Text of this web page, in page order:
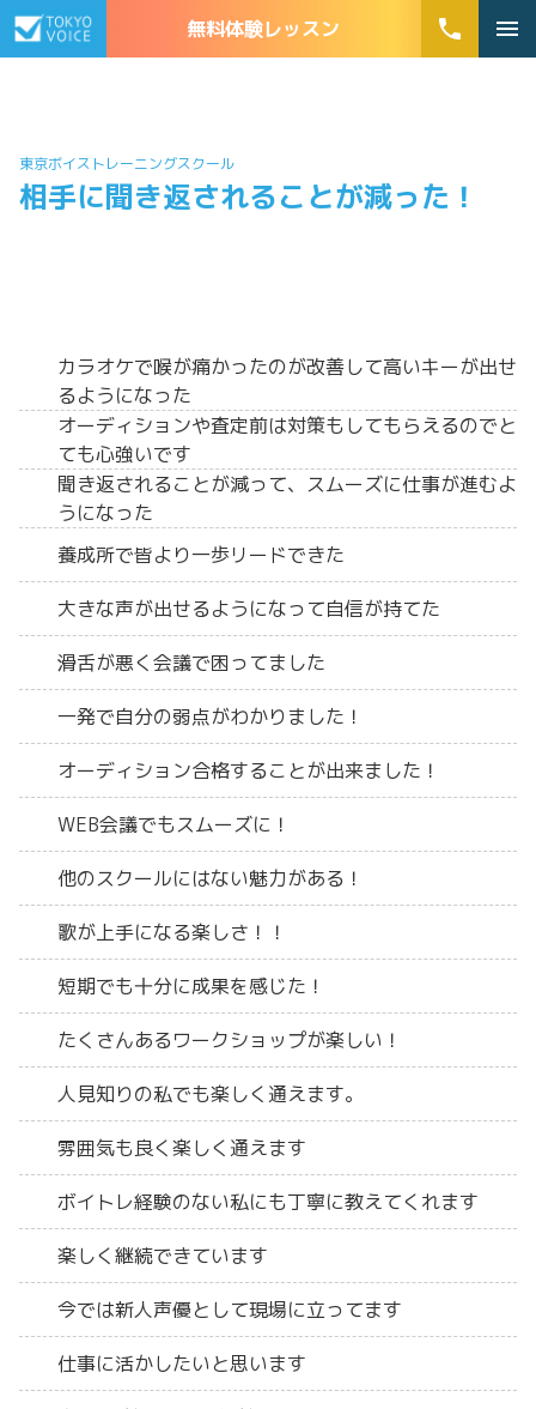
無料体験レッスン phone menu
東京ボイストレーニングスクール
相手に聞き返されることが減った！
カラオケで喉が痛かったのが改善して高いキーが出せ
るようになった
オーディションや査定前は対策もしてもらえるのでと
ても心強いです
聞き返されることが減って、スムーズに仕事が進むよ
うになった
養成所で皆より一歩リードできた
大きな声が出せるようになって自信が持てた
滑舌が悪く会議で困ってました
一発で自分の弱点がわかりました！
オーディション合格することが出来ました！
WEB会議でもスムーズに！
他のスクールにはない魅力がある！
歌が上手になる楽しさ！！
短期でも十分に成果を感じた！
たくさんあるワークショップが楽しい！
人見知りの私でも楽しく通えます。
雰囲気も良く楽しく通えます
ボイトレ経験のない私にも丁寧に教えてくれます
楽しく継続できています
今では新人声優として現場に立ってます
仕事に活かしたいと思います